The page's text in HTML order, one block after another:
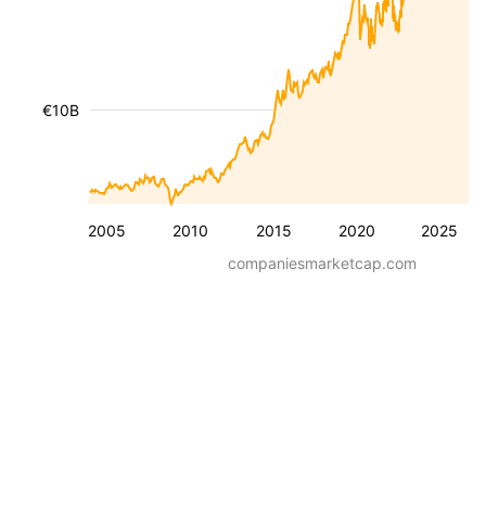
2005 2010 2015 2020 2025
€10B
companiesmarketcap.com